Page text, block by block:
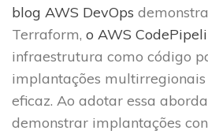
blog AWS DevOps
Terraform, o AWS
infraestrutura como código
implantações
eficaz. Ao adotar essa
demonstrar implantações